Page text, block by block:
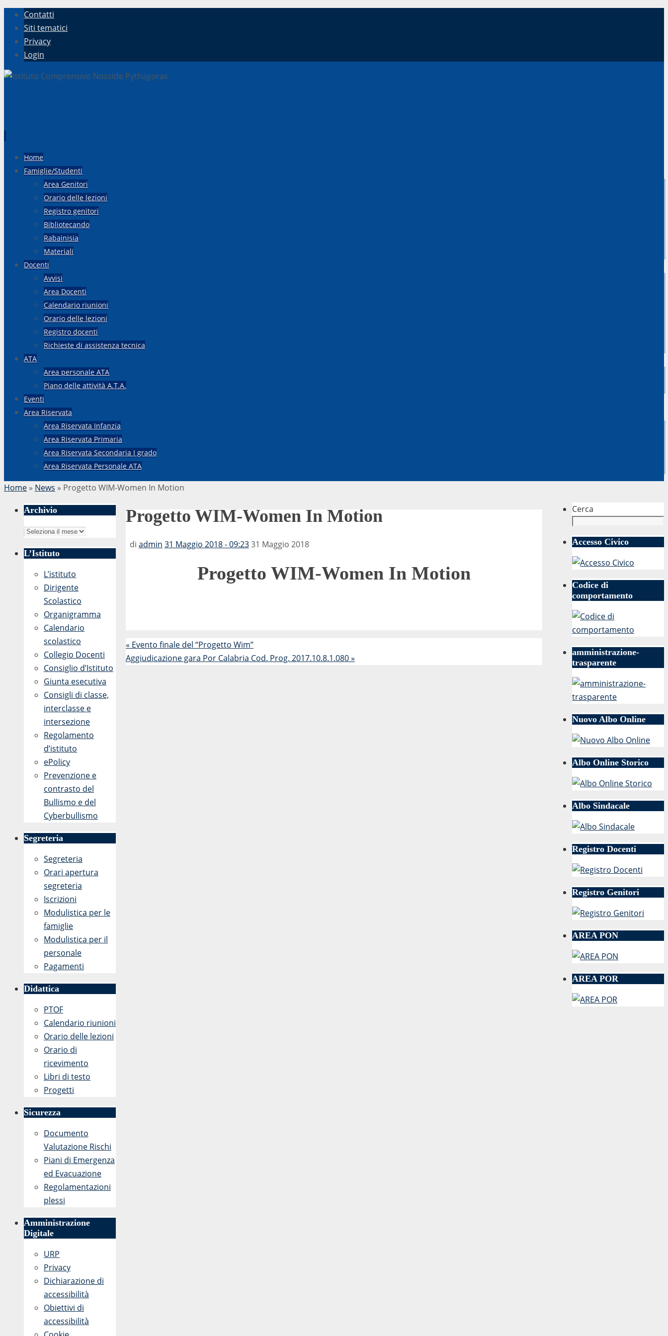
Contatti
Siti tematici
Privacy
Login
contenuto
Home
Famiglie/Studenti
Area Genitori
Orario delle lezioni
Registro genitori
Bibliotecando
Rabainisia
Materiali
Docenti
Avvisi
Area Docenti
Calendario riunioni
Orario delle lezioni
Registro docenti
Richieste di assistenza tecnica
ATA
Area personale ATA
Piano delle attività A.T.A.
Eventi
Area Riservata
Area Riservata Infanzia
Area Riservata Primaria
Area Riservata Secondaria I grado
Area Riservata Personale ATA
Home » News » Progetto WIM-Women In Motion
Progetto WIM-Women In Motion
di admin 31 Maggio 2018 - 09:2331 Maggio 2018
Progetto WIM-Women In Motion
« Evento finale del “Progetto Wim”
Aggiudicazione gara Por Calabria Cod. Prog. 2017.10.8.1.080»
Archivio
Archivio
L’Istituto
L’istituto
Dirigente
Scolastico
Organigramma
Calendario
scolastico
Collegio Docenti
Consiglio d’Istituto
Giunta esecutiva
Consigli di classe,
interclasse e
intersezione
Regolamento
d’istituto
ePolicy
Prevenzione e
contrasto del
Bullismo e del
Cyberbullismo
Segreteria
Segreteria
Orari apertura
segreteria
Iscrizioni
Modulistica per le
famiglie
Modulistica per il
personale
Pagamenti
Didattica
PTOF
Calendario riunioni
Orario delle lezioni
Orario di
ricevimento
Libri di testo
Progetti
Sicurezza
Documento
Valutazione Rischi
Piani di Emergenza
ed Evacuazione
Regolamentazioni
plessi
Amministrazione
Digitale
URP
Privacy
Dichiarazione di
accessibilità
Obiettivi di
accessibilità
Cerca
Accesso Civico
Codice di
comportamento
amministrazione-
trasparente
Nuovo Albo Online
Albo Online Storico
Albo Sindacale
Registro Docenti
Registro Genitori
AREA PON
AREA POR